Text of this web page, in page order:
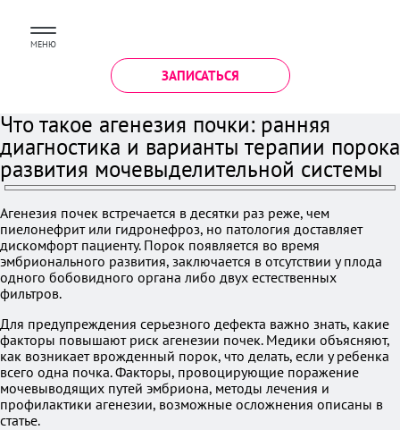
МЕНЮ
ЗАПИСАТЬСЯ
Что такое агенезия почки: ранняя
диагностика и варианты терапии порока
развития мочевыделительной системы
Агенезия почек встречается в десятки раз реже, чем
пиелонефрит или гидронефроз, но патология доставляет
дискомфорт пациенту. Порок появляется во время
эмбрионального развития, заключается в отсутствии у плода
одного бобовидного органа либо двух естественных
фильтров.
Для предупреждения серьезного дефекта важно знать, какие
факторы повышают риск агенезии почек. Медики объясняют,
как возникает врожденный порок, что делать, если у ребенка
всего одна почка. Факторы, провоцирующие поражение
мочевыводящих путей эмбриона, методы лечения и
профилактики агенезии, возможные осложнения описаны в
статье.